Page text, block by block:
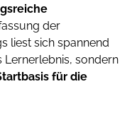
der
liest sich spannend
Lernerlebnis, sondern
für die